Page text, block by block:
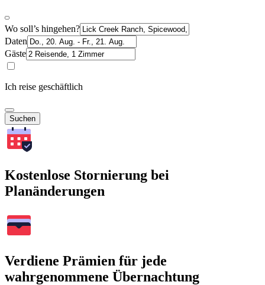
Wo soll’s hingehen?
Daten
Gäste
Ich reise geschäftlich
Suchen
Kostenlose Stornierung bei
Planänderungen
Verdiene Prämien für jede
wahrgenommene Übernachtung